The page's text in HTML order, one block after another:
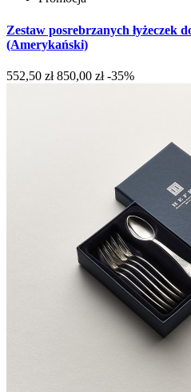
Zestaw posrebrzanych łyżeczek
(Amerykański)
552,50 zł 850,00 zł -35%